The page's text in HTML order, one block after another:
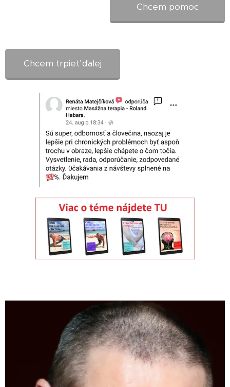
Chcem pomoc
Chcem trpieť ďalej